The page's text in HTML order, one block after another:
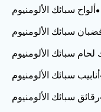
ألواح سبائك الألومنيوم
سبائك الألومنيوم
لحام سبائك الألومنيوم
أنابيب سبائك الألومنيوم
رقائق سبائك الألومنيوم